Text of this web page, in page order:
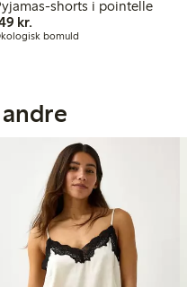
shorts i pointelle
kr.
bomuld